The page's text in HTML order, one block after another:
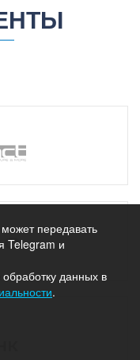
передавать
Telegram и
данных в
.